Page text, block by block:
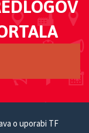
o uporabi TF